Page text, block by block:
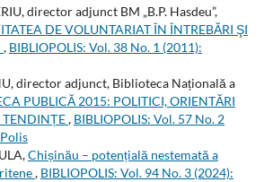
director adjunct BM „B.P. Hasdeu”,
DE VOLUNTARIAT ÎN ÎNTREBĂRI ŞI
, BIBLIOPOLIS: Vol. 38 No. 1 (2011):
director adjunct, Biblioteca Națională a
PUBLICĂ 2015: POLITICI, ORIENTĂRI
TENDINȚE, BIBLIOPOLIS: Vol. 57 No. 2
Chișinău – potențială nestemată a
, BIBLIOPOLIS: Vol. 94 No. 3 (2024):